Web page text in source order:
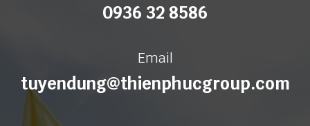
0936 32 8586
Email
tuyendung@thienphucgroup.com